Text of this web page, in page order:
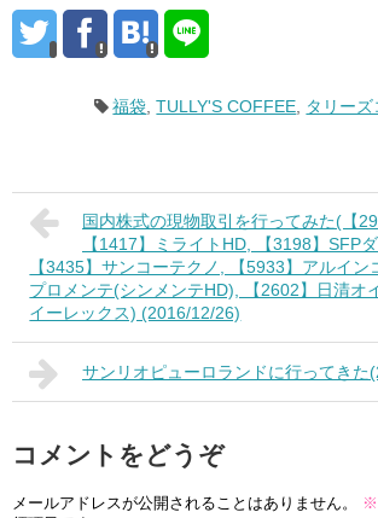
福袋 ,TULLY'S COFFEE タリー
国内株式の現物取引を行ってみた(【
【1417】ミライトHD, 【3198】SFP
【3435】サンコーテクノ, 【5933】アルイン
プロメンテ(シンメンテHD), 【2602】日清オ
イーレックス) (2016/12/26)
サンリオピューロランドに行ってきた
コメントをどうぞ
メールアドレスが公開されることはありません。 ※